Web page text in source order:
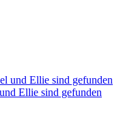
Ellie sind gefunden